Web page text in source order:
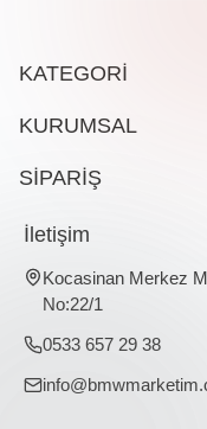
KATEGORİ
KURUMSAL
SİPARİŞ
İletişim
Kocasinan Merkez
No:22/1
0533 657 29 38